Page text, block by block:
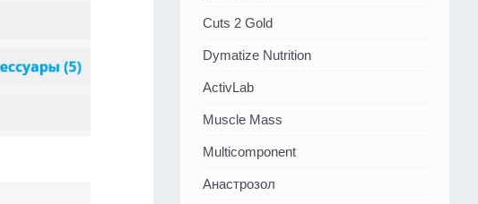
Cuts 2 Gold
Dymatize Nutrition
ActivLab
Muscle Mass
Multicomponent
Анастрозол